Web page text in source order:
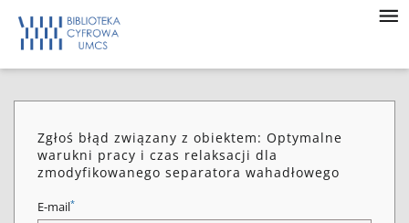
Zgłoś błąd związany z obiektem: Optymalne
warukni pracy i czas relaksacji dla
zmodyfikowanego separatora wahadłowego
E-mail*